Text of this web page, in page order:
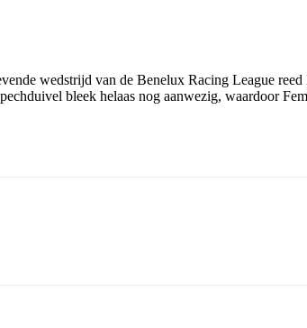
wedstrijd van de Benelux Racing League
bleek helaas nog aanwezig, waardoor